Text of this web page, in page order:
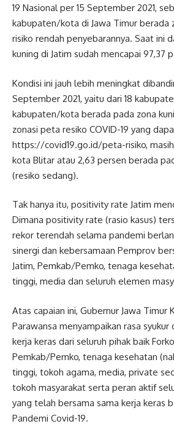
19 Nasional per 15 September 2021,
kabupaten/kota di Jawa Timur berada
risiko rendah penyebarannya. Saat ini
kuning di Jatim sudah mencapai 97,37
Kondisi ini jauh lebih meningkat
September 2021, yaitu dari 18
kabupaten/kota berada pada zona
zonasi peta resiko COVID-19 yang
https://covid19.go.id/peta-risiko, masih
kota Blitar atau 2,63 persen berada
(resiko sedang).
Tak hanya itu, positivity rate Jatim
Dimana positivity rate (rasio kasus)
rekor terendah selama pandemi
sinergi dan kebersamaan Pemprov
Jatim, Pemkab/Pemko, tenaga
tinggi, media dan seluruh elemen
Atas capaian ini, Gubernur Jawa Timur
Parawansa menyampaikan rasa
kerja keras dari seluruh pihak baik
Pemkab/Pemko, tenaga kesehatan
tinggi, tokoh agama, media, private
tokoh masyarakat serta peran aktif
yang telah bersama sama kerja keras
Pandemi Covid-19.